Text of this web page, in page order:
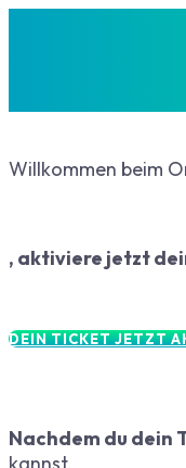
Willkommen beim
, aktiviere jetzt
DEIN TICKET JETZT
Nachdem du
kannst.